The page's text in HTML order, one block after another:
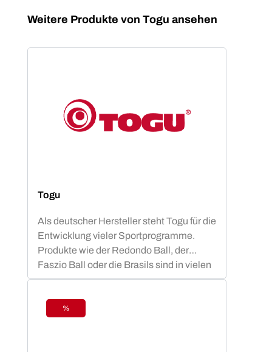
Produktgalerie überspringen
Weitere Produkte von Togu ansehen
Togu
Als deutscher Hersteller steht Togu für die
Entwicklung vieler Sportprogramme.
Produkte wie der Redondo Ball, der
Faszio Ball oder die Brasils sind in vielen
Vereinen, Studios und anderen
Mitgliedern ein fachlich basiertes
Rabatt
%